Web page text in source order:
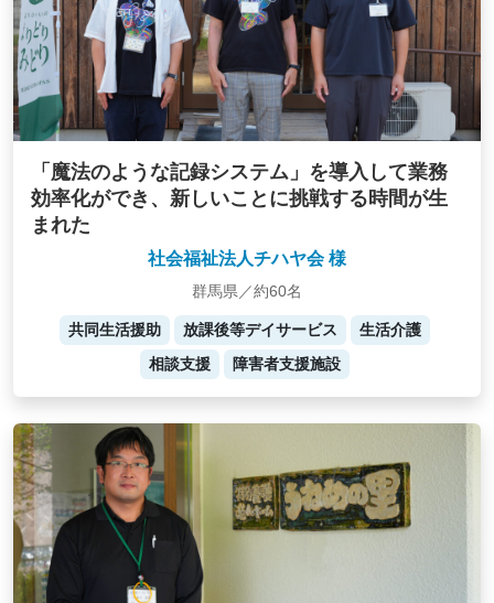
「魔法のような記録システム」を導入して業務
効率化ができ、新しいことに挑戦する時間が生
まれた
社会福祉法人チハヤ会 様
群馬県／約60名
共同生活援助 放課後等デイサービス
生活介護
相談支援
障害者支援施設